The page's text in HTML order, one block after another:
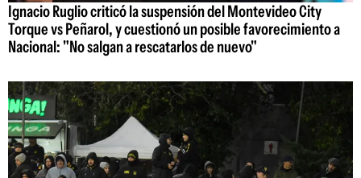
Ignacio Ruglio criticó la suspensión del Montevideo City
Torque vs Peñarol, y cuestionó un posible favorecimiento a
Nacional: "No salgan a rescatarlos de nuevo"